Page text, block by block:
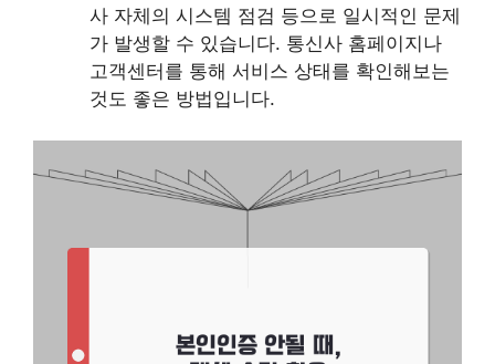
사 자체의 시스템 점검 등으로 일시적인 문제
가 발생할 수 있습니다. 통신사 홈페이지나
고객센터를 통해 서비스 상태를 확인해보는
것도 좋은 방법입니다.